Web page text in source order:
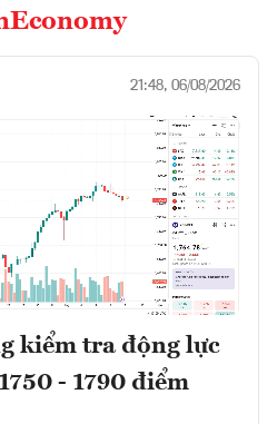
21:48, 06/08/2026
kiểm tra động lực
- 1790 điểm